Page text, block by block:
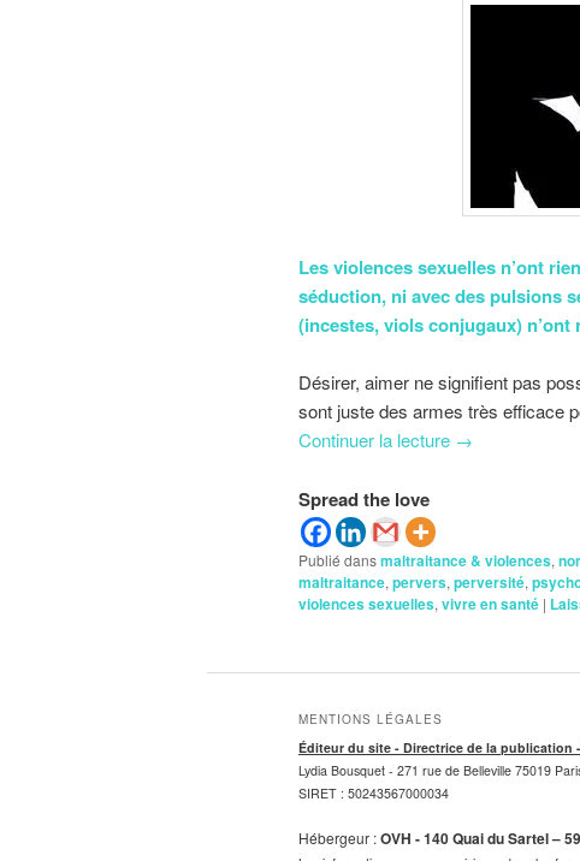
Les violences sexuelles n’ont
séduction, ni avec des pulsions
(incestes, viols conjugaux) n’ont
Désirer, aimer ne signifient pas
sont juste des armes très efficace
Continuer la lecture →
Spread the love
Publié dansmaltraitance & violences,
maltraitance, pervers, perversité,
violences sexuelles, vivre en santé |
MENTIONS LÉGALES
Éditeur du site - Directrice de la publication
Lydia Bousquet - 271 rue de Belleville 75019
SIRET : 50243567000034
Hébergeur :OVH - 140 Quai du Sartel –